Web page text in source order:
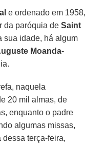
e ordenado em 1958,
da paróquia deSaint
sua idade, há algum
Moanda-
naquela
20 mil almas, de
enquanto o padre
algumas missas,
dessa terça-feira,